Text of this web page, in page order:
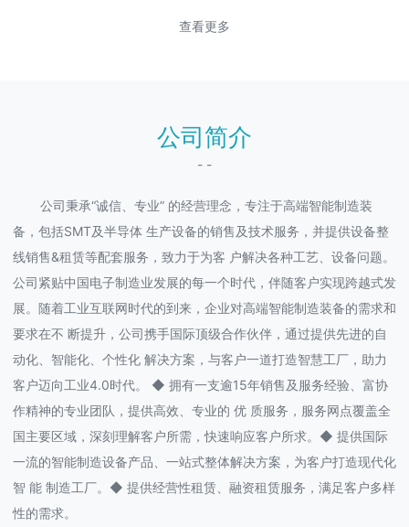
查看更多
公司简介
- -
公司秉承“诚信、专业” 的经营理念，专注于高端智能制造装
备，包括SMT及半导体 生产设备的销售及技术服务，并提供设备整
线销售&租赁等配套服务，致力于为客 户解决各种工艺、设备问题。
公司紧贴中国电子制造业发展的每一个时代，伴随客户实现跨越式发
展。随着工业互联网时代的到来，企业对高端智能制造装备的需求和
要求在不 断提升，公司携手国际顶级合作伙伴，通过提供先进的自
动化、智能化、个性化 解决方案，与客户一道打造智慧工厂，助力
客户迈向工业4.0时代。 ◆ 拥有一支逾15年销售及服务经验、富协
作精神的专业团队，提供高效、专业的 优 质服务，服务网点覆盖全
国主要区域，深刻理解客户所需，快速响应客户所求。◆ 提供国际
一流的智能制造设备产品、一站式整体解决方案，为客户打造现代化
智 能 制造工厂。◆ 提供经营性租赁、融资租赁服务，满足客户多样
性的需求。